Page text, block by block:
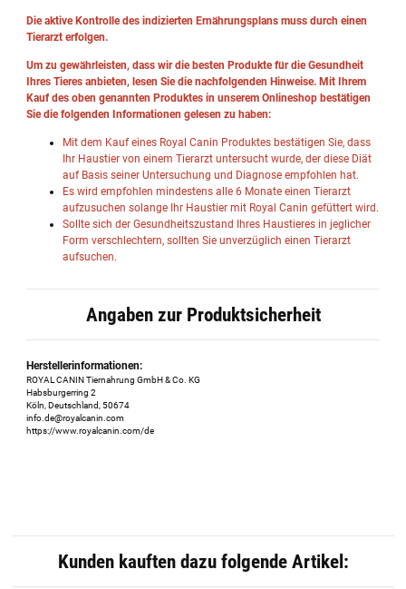
Die aktive Kontrolle des indizierten Ernährungsplans muss durch einen
Tierarzt erfolgen.
Um zu gewährleisten, dass wir die besten Produkte für die Gesundheit
Ihres Tieres anbieten, lesen Sie die nachfolgenden Hinweise. Mit Ihrem
Kauf des oben genannten Produktes in unserem Onlineshop bestätigen
Sie die folgenden Informationen gelesen zu haben:
Mit dem Kauf eines Royal Canin Produktes bestätigen Sie, dass
Ihr Haustier von einem Tierarzt untersucht wurde, der diese Diät
auf Basis seiner Untersuchung und Diagnose empfohlen hat.
Es wird empfohlen mindestens alle 6 Monate einen Tierarzt
aufzusuchen solange Ihr Haustier mit Royal Canin gefüttert wird.
Sollte sich der Gesundheitszustand Ihres Haustieres in jeglicher
Form verschlechtern, sollten Sie unverzüglich einen Tierarzt
aufsuchen.
Angaben zur Produktsicherheit
Herstellerinformationen:
ROYAL CANIN Tiernahrung GmbH & Co. KG
Habsburgerring 2
Köln, Deutschland, 50674
info.de@royalcanin.com
https://www.royalcanin.com/de
Kunden kauften dazu folgende Artikel: